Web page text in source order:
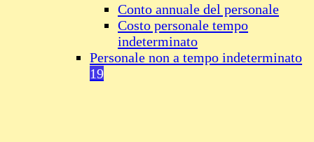
Conto annuale del personale
Costo personale tempo
indeterminato
Personale non a tempo indeterminato
19